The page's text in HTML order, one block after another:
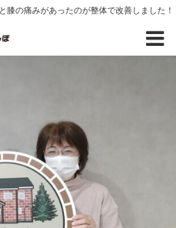
膝の痛みがあったのが整体で改善しました！